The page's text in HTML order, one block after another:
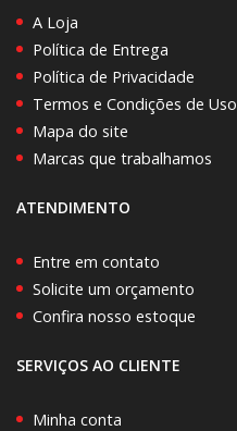
A Loja
Política de Entrega
Política de Privacidade
Termos e Condições de Uso
Mapa do site
Marcas que trabalhamos
ATENDIMENTO
Entre em contato
Solicite um orçamento
Confira nosso estoque
SERVIÇOS AO CLIENTE
Minha conta